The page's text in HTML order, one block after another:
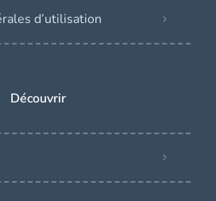
d’utilisation
Découvrir